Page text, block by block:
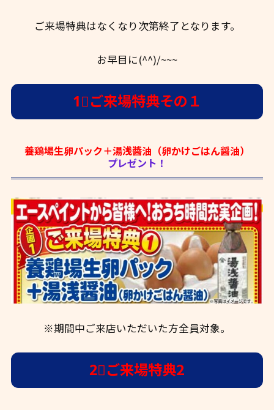
ご来場特典はなくなり次第終了となります。
お早目に(^^)/~~~
1⃣ご来場特典その１
養鶏場生卵パック＋湯浅醬油（卵かけごはん醤油）
プレゼント！
※期間中ご来店いただいた方全員対象。
2⃣ご来場特典2